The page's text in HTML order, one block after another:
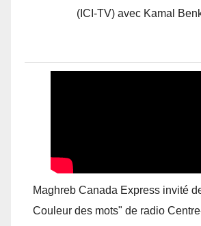
(ICI-TV) avec Kamal
Maghreb Canada Express invité
Couleur des mots" de radio